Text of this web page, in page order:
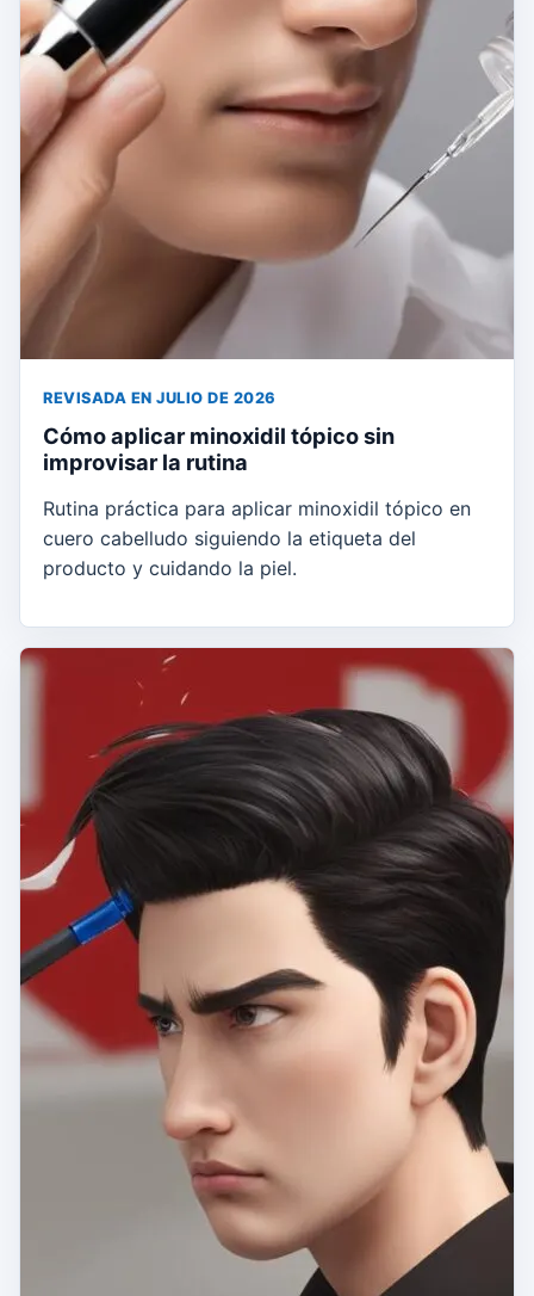
REVISADA EN JULIO DE 2026
Cómo aplicar minoxidil tópico sin
improvisar la rutina
Rutina práctica para aplicar minoxidil tópico en
cuero cabelludo siguiendo la etiqueta del
producto y cuidando la piel.